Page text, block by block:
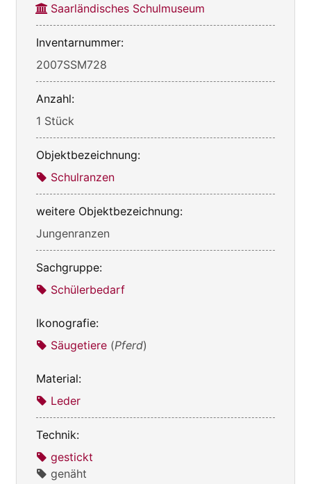
Saarländisches Schulmuseum
Inventarnummer:
2007SSM728
Anzahl:
1 Stück
Objektbezeichnung:
Schulranzen
weitere Objektbezeichnung:
Jungenranzen
Sachgruppe:
Schülerbedarf
Ikonografie:
Säugetiere (Pferd)
Material:
Leder
Technik:
gestickt
genäht